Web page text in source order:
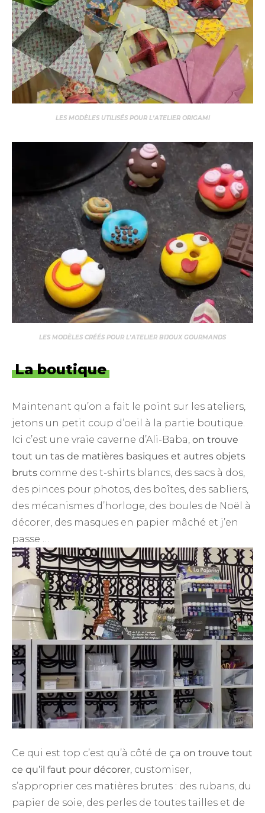
LES MODÈLES UTILISÉS POUR L’ATELIER ORIGAMI
LES MODÈLES CRÉÉS POUR L’ATELIER BIJOUX GOURMANDS
La boutique
Maintenant qu’on a fait le point sur les ateliers,
jetons un petit coup d’oeil à la partie boutique.
Ici c’est une vraie caverne d’Ali-Baba, on trouve
tout un tas de matières basiques et autres objets
bruts comme des t-shirts blancs, des sacs à dos,
des pinces pour photos, des boîtes, des sabliers,
des mécanismes d’horloge, des boules de Noël à
décorer, des masques en papier mâché et j’en
passe …
Ce qui est top c’est qu’à côté de ça on trouve tout
ce qu’il faut pour décorer, customiser,
s’approprier ces matières brutes : des rubans, du
papier de soie, des perles de toutes tailles et de